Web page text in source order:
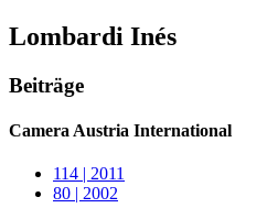
Lombardi Inés
Beiträge
Camera Austria International
114 | 2011
80 | 2002